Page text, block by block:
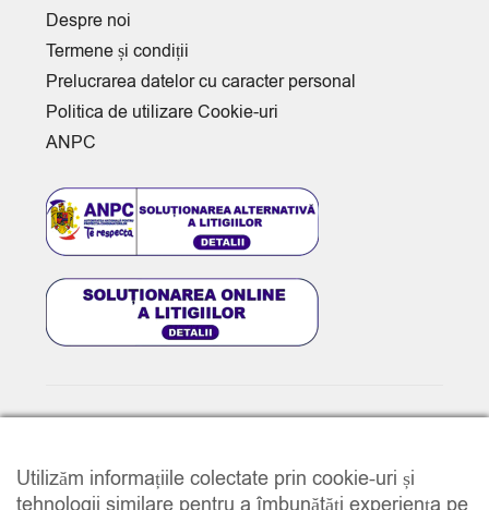
Despre noi
Termene și condiții
Prelucrarea datelor cu caracter personal
Politica de utilizare Cookie-uri
ANPC
Utilizăm informațiile colectate prin cookie-uri și
tehnologii similare pentru a îmbunătăți experiența pe